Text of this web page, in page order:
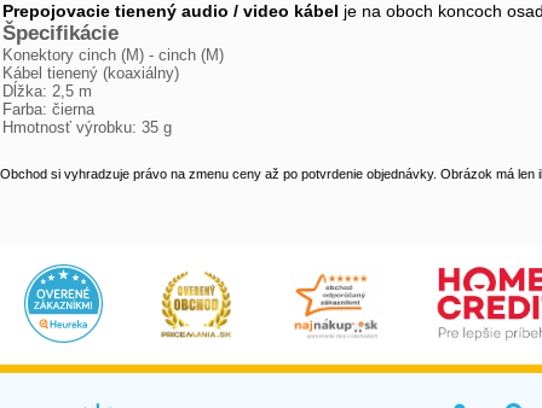
Prepojovacie tienený audio / video kábel je na oboch koncoch
Špecifikácie
Konektory cinch (M) - cinch (M)
Kábel tienený (koaxiálny)
Dĺžka: 2,5 m
Farba: čierna
Hmotnosť výrobku: 35 g
Obchod si vyhradzuje právo na zmenu ceny až po potvrdenie objednávky. Obrázok má len